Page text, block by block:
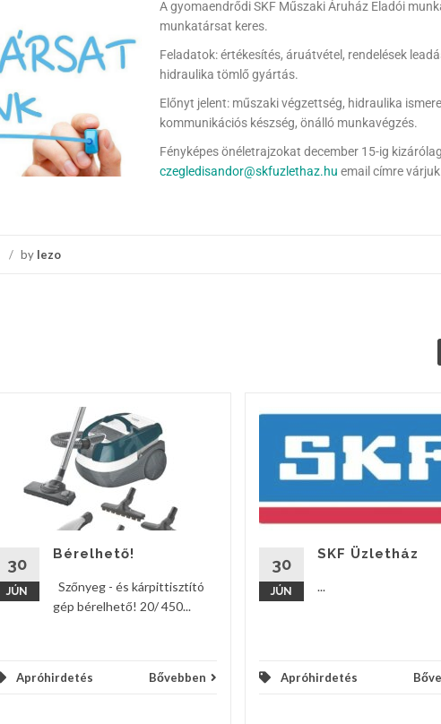
A gyomaendrődi SKF Műszaki Áruház Eladói
munkatársat keres.
Feladatok: értékesítés, áruátvétel, rendelések
hidraulika tömlő gyártás.
Előnyt jelent: műszaki végzettség, hidraulika
kommunikációs készség, önálló munkavégzés.
Fényképes önéletrajzokat december 15-ig
czegledisandor@skfuzlethaz.hu email címre várjuk.
/ by lezo
30
JÚN
Bérelhető!
Szőnyeg - és kárpittisztító
gép bérelhető! 20/ 450...
Apróhirdetés Bővebben
30
JÚN
SKF Üzletház
...
Apróhirdetés